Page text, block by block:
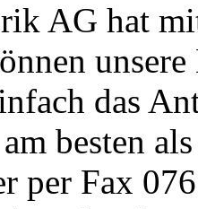
AG hat
das
besten
per Fax